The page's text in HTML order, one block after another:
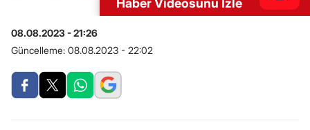
Haber Videosunu İzle
08.08.2023 - 21:26
Güncelleme: 08.08.2023 - 22:02